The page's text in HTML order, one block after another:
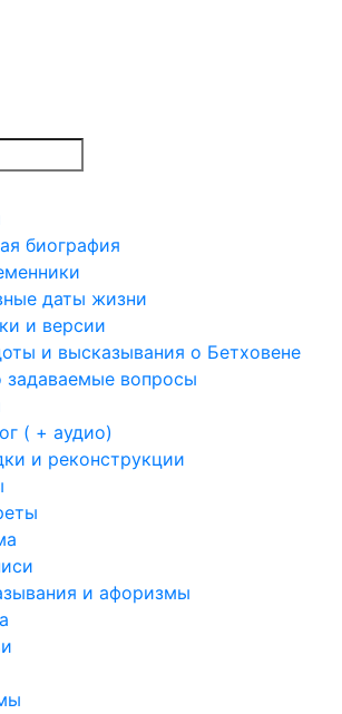
биография
даты жизни
и версии
и высказывания о Бетховене
задаваемые вопросы
( + аудио)
и реконструкции
и афоризмы